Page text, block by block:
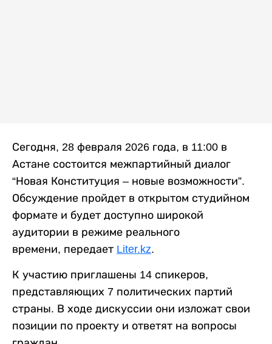
Сегодня, 28 февраля 2026 года, в 11:00 в
Астане состоится межпартийный диалог
“Новая Конституция – новые возможности”.
Обсуждение пройдет в открытом студийном
формате и будет доступно широкой
аудитории в режиме реального
времени, передает Liter.kz.
К участию приглашены 14 спикеров,
представляющих 7 политических партий
страны. В ходе дискуссии они изложат свои
позиции по проекту и ответят на вопросы